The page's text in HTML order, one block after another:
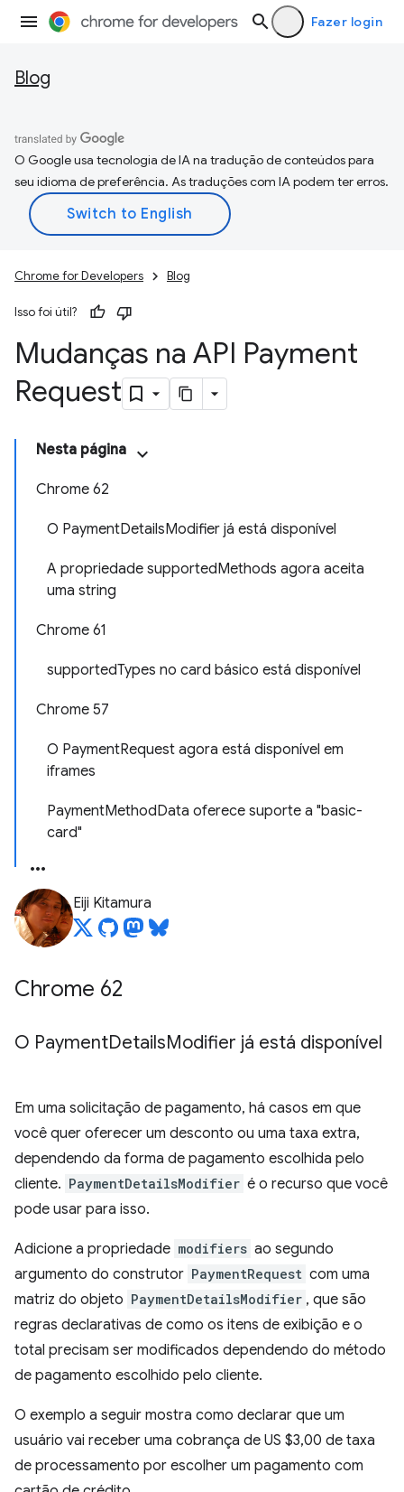
Fazer login
Blog
O Google usa tecnologia de IA na tradução de conteúdos para
seu idioma de preferência. As traduções com IA podem ter erros.
Chrome for Developers Blog
Isso foi útil?
Mudanças na API Payment
Request
Nesta página
Chrome 62
O PaymentDetailsModifier já está disponível
A propriedade supportedMethods agora aceita
uma string
Chrome 61
supportedTypes no card básico está disponível
Chrome 57
O PaymentRequest agora está disponível em
iframes
PaymentMethodData oferece suporte a "basic-
card"
Eiji Kitamura
Chrome 62
O PaymentDetailsModifier já está disponível
Em uma solicitação de pagamento, há casos em que
você quer oferecer um desconto ou uma taxa extra,
dependendo da forma de pagamento escolhida pelo
cliente. PaymentDetailsModifier é o recurso que você
pode usar para isso.
Adicione a propriedade modifiers ao segundo
argumento do construtor PaymentRequest com uma
matriz do objeto PaymentDetailsModifier , que são
regras declarativas de como os itens de exibição e o
total precisam ser modificados dependendo do método
de pagamento escolhido pelo cliente.
O exemplo a seguir mostra como declarar que um
usuário vai receber uma cobrança de US $3,00 de taxa
de processamento por escolher um pagamento com